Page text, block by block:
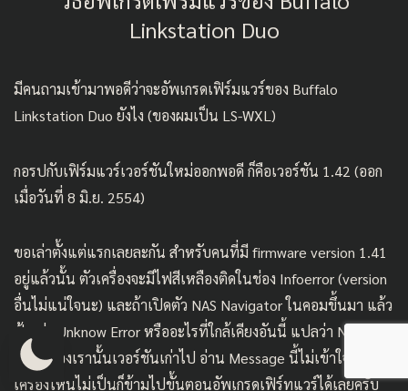
Linkstation Duo
มีคนถามเข้ามาพอดีว่าจะอัพเกรดเฟิร์มแวร์ของ Buffalo
Linkstation Duo ยังไง (ของผมเป็น LS-WXL)
กอรปกับเฟิร์มแวร์เวอร์ชันใหม่ออกพอดี ก็คือเวอร์ชัน 1.42 (ออก
เมื่อวันที่ 8 มิ.ย. 2554)
ขอเล่าตั้งแต่แรกเลยละกัน สำหรับคนที่มี firmware version 1.41
อยู่แล้วนั้น ตัวเครื่องจะมีไฟสีเหลืองติดในช่อง Infoerror (version
อื่นไม่แน่ใจนะ) และถ้าเปิดตัว NAS Navigator ในคอมขึ้นมา แล้ว
ฟ้องว่า Unknow Error หรืออะไรที่ใกล้เคียงอันนี้ แปลว่า NAS
Navi ของเรานั้นเวอร์ชันเก่าไป อ่าน Message นี้ไม่เข้าใจ ส่วนถ้า
เครื่องไหนไม่เป็นก็ข้ามไปขั้นตอนอัพเกรดเฟิร์ทแวร์ได้เลยครับ